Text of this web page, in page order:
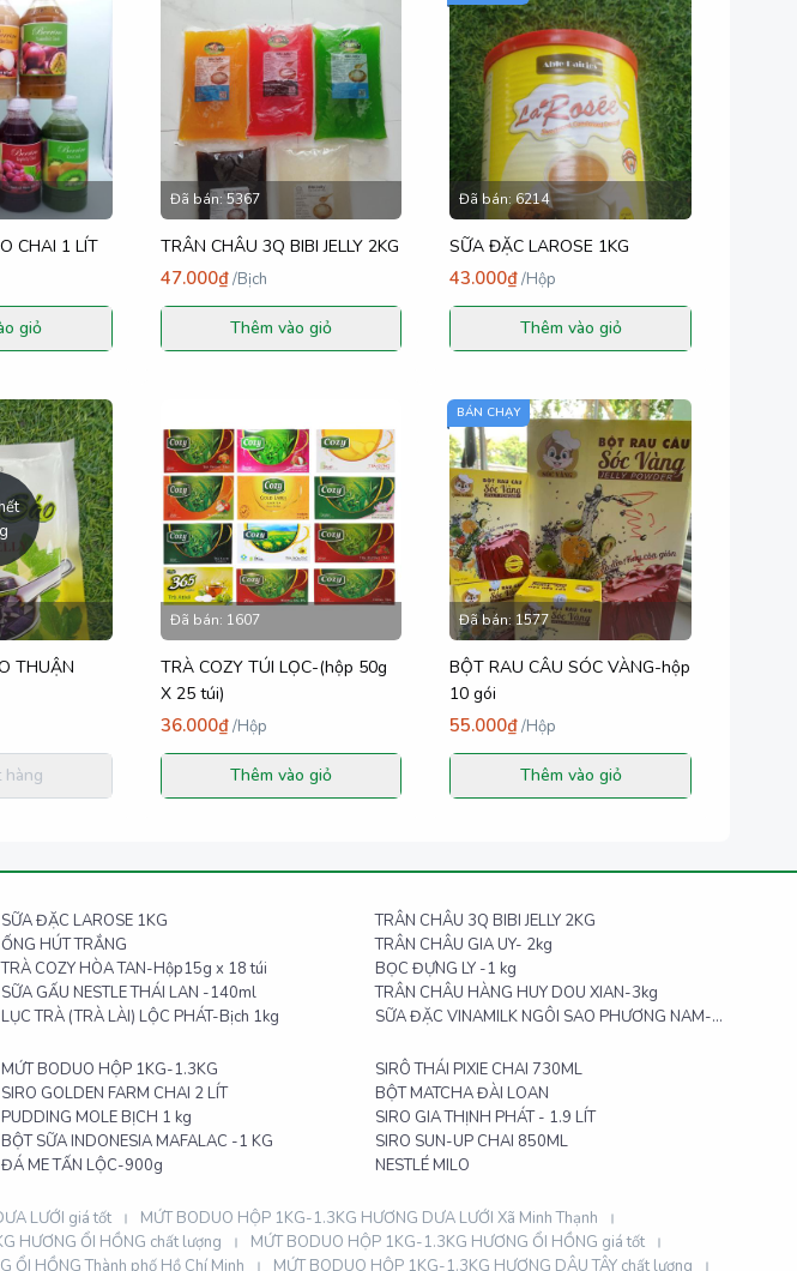
CHAI 1 LÍT
giỏ
Đã bán:5367
TRÂN CHÂU 3Q BIBI JELLY 2KG
47.000₫/Bịch
Thêm vào giỏ
Đã bán:6214
SỮA ĐẶC LAROSE 1KG
43.000₫/Hộp
Thêm vào giỏ
THUẬN
hàng
Đã bán: 1607
TRÀ COZY TÚI LỌC-(hộp 50g
X 25 túi)
36.000₫/Hộp
Thêm vào giỏ
BÁN CHẠY
Đã bán: 1577
BỘT RAU CÂU SÓC VÀNG-hộp
10 gói
55.000₫/Hộp
Thêm vào giỏ
SỮA ĐẶC LAROSE 1KG
TRÂN CHÂU 3Q BIBI JELLY 2KG
ỐNG HÚT TRẮNG
TRÂN CHÂU GIA UY- 2kg
TRÀ COZY HÒA TAN-Hộp15g x 18 túi
BỌC ĐỰNG LY -1 kg
SỮA GẤU NESTLE THÁI LAN -140ml
TRÂN CHÂU HÀNG HUY DOU XIAN-3kg
LỤC TRÀ (TRÀ LÀI) LỘC PHÁT-Bịch 1kg
SỮA ĐẶC VINAMILK NGÔI SAO PHƯƠNG NAM-
MỨT BODUO HỘP 1KG-1.3KG
SIRÔ THÁI PIXIE CHAI 730ML
SIRO GOLDEN FARM CHAI 2 LÍT
BỘT MATCHA ĐÀI LOAN
PUDDING MOLE BỊCH 1 kg
SIRO GIA THỊNH PHÁT - 1.9 LÍT
BỘT SỮA INDONESIA MAFALAC -1 KG
SIRO SUN-UP CHAI 850ML
ĐÁ ME TẤN LỘC-900g NESTLÉ MILO
LƯỚI giá tốt
MỨT BODUO HỘP 1KG-1.3KG HƯƠNG DƯA LƯỚI Xã Minh Thạnh
HƯƠNG ỔI HỒNG chất lượng
MỨT BODUO HỘP 1KG-1.3KG HƯƠNG ỔI HỒNG giá tốt
ỔI HỒNG Thành phố Hồ Chí Minh MỨT BODUO HỘP 1KG-1.3KG HƯƠNG DÂU TÂY chất lượng